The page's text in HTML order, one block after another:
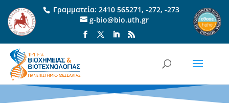
Γραμματεία: 2410 565271, -272, -273
g-bio@bio.uth.gr